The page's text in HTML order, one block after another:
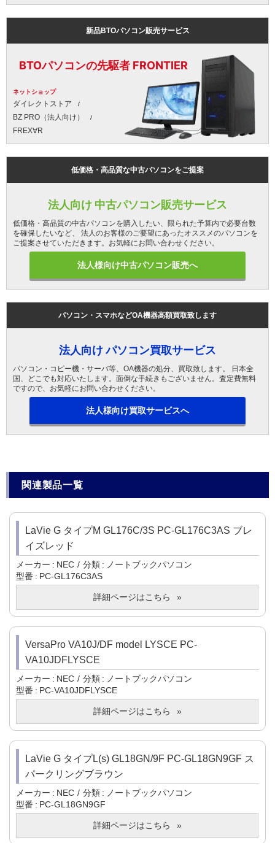
新品BTOパソコン販売サービス
BTOパソコンの先駆者 FRONTIER
ネットショップ
ダイレクトストア
BZ PRO（法人向け）
FREX∀R
低価格・高品質な中古パソコンをご提案
法人向け 中古パソコン販売サービス
低価格・高品質の中古パソコンを購入したい、限られた予算内で必要台数
を確保したいなど、 法人のお客様のご要望にあったオススメのパソコンを
ご提案させていただきます。お気軽にお問い合わせください。
法人様向け中古パソコン販売へ
パソコン・スマホなどOA機器高額買取致します
法人向け パソコン買取サービス
パソコン・コピー機・サーバ等、OA機器の処分、買取致します。 日本全
国、どこでも対応いたします。面倒な手続きもございません。査定費無料
ですので、お気軽にお問い合わせください。
法人様向け買取サービスへ
関連製品一覧
LaVie G タイプM GL176C/3S PC-GL176C3AS ブレ
イズレッド
メーカー NEC 分類
ノートブックパソコン
型番
PC-GL176C3AS
詳細ページはこちら
VersaPro VA10J/DF model LYSCE PC-
VA10JDFLYSCE
メーカー NEC 分類
ノートブックパソコン
型番
PC-VA10JDFLYSCE
詳細ページはこちら
LaVie G タイプL(s) GL18GN/9F PC-GL18GN9GF ス
パークリングブラウン
メーカー NEC 分類
ノートブックパソコン
型番
PC-GL18GN9GF
詳細ページはこちら